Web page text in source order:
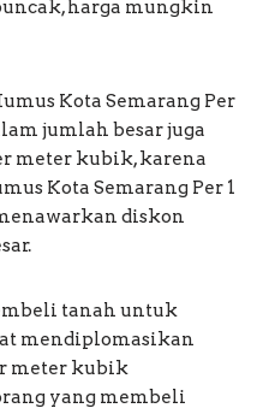
harga mungkin
Kota Semarang Per
jumlah besar juga
meter kubik, karena
Kota Semarang Per 1
diskon
tanah untuk
mendiplomasikan
meter kubik
yang membeli